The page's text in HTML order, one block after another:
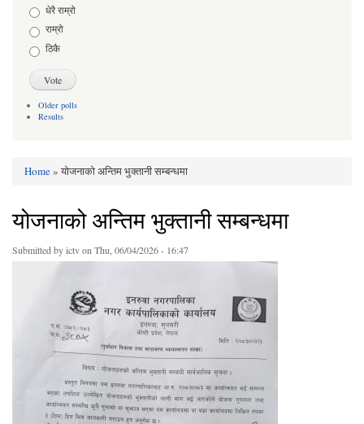
Choicesधेरै राम्रो
राम्रो
ठिकै
Older polls
Results
Home» योजनाको अन्तिम भुक्तानी सम्बन्धमा
योजनाको अन्तिम भुक्तानी सम्बन्धमा
Submitted byictvon Thu, 06/04/2026 - 16:47